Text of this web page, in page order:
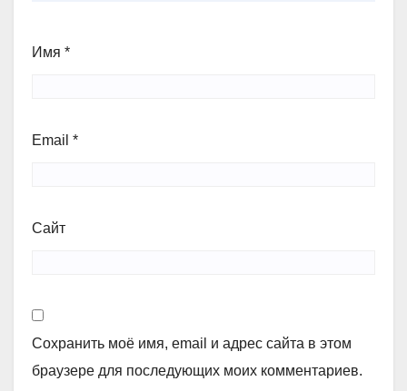
Имя *
Email *
Сайт
Сохранить моё имя, email и адрес сайта в этом
браузере для последующих моих комментариев.